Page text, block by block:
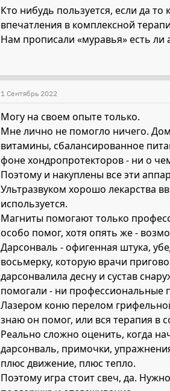
Кто нибудь пользуется, если да
впечатления в комплексной
Нам прописали «муравья» есть ли
1 Сентябрь 2022
Могу на своем опыте только.
Мне лично не помогло ничего.
витамины, сбалансированное
фоне хондропротекторов - ни о
Поэтому и накуплены все эти
Ультразвуком хорошо лекарства
используется.
Магниты помогают только
особо помог, хотя опять же -
Дарсонваль - офигенная штука,
восьмерку, которую врачи
дарсонвалила десну и сустав
помогали - ни профессиональные
Лазером коню перелом
знаю он помог, или вся терапия в
Реально сложно оценить, когда
дарсонваль, примочки,
плюс движение, плюс тепло.
Поэтому игра стоит свеч, да.